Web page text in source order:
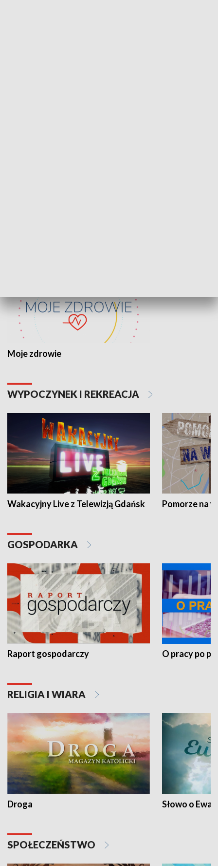
Moje zdrowie
WYPOCZYNEK I REKREACJA
Wakacyjny Live z Telewizją Gdańsk Pomorze na
GOSPODARKA
Raport gospodarczy O pracy po
RELIGIA I WIARA
Droga Słowo o
SPOŁECZEŃSTWO